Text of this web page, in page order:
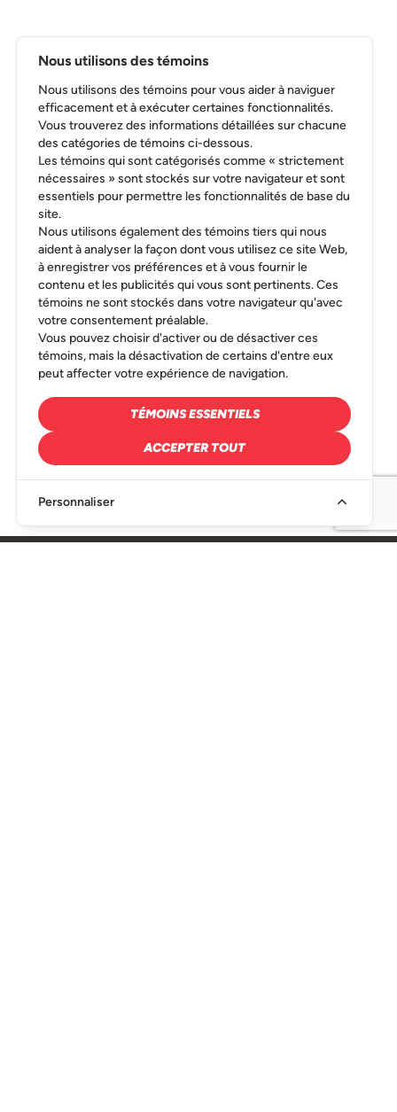
Nous utilisons des témoins
Nous utilisons des témoins pour vous aider à naviguer
efficacement et à exécuter certaines fonctionnalités.
Vous trouverez des informations détaillées sur chacune
des catégories de témoins ci-dessous.
Les témoins qui sont catégorisés comme « strictement
nécessaires » sont stockés sur votre navigateur et sont
essentiels pour permettre les fonctionnalités de base du
site.
Nous utilisons également des témoins tiers qui nous
aident à analyser la façon dont vous utilisez ce site Web,
à enregistrer vos préférences et à vous fournir le
contenu et les publicités qui vous sont pertinents. Ces
témoins ne sont stockés dans votre navigateur qu'avec
votre consentement préalable.
Vous pouvez choisir d'activer ou de désactiver ces
témoins, mais la désactivation de certains d'entre eux
peut affecter votre expérience de navigation.
TÉMOINS ESSENTIELS
ACCEPTER TOUT
Personnaliser